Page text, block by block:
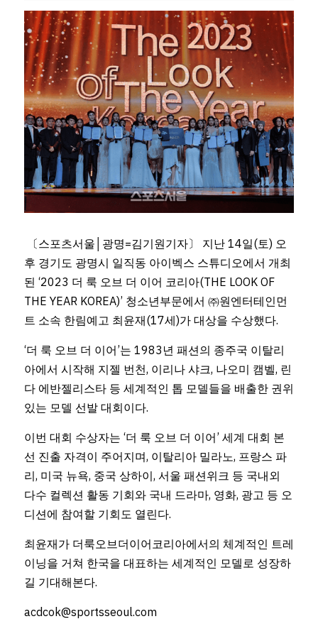
〔스포츠서울│광명=김기원기자〕 지난 14일(토) 오
후 경기도 광명시 일직동 아이벡스 스튜디오에서 개최
된 ‘2023 더 룩 오브 더 이어 코리아(THE LOOK OF
THE YEAR KOREA)’ 청소년부문에서 ㈜원엔터테인먼
트 소속 한림예고 최윤재(17세)가 대상을 수상했다.
‘더 룩 오브 더 이어’는 1983년 패션의 종주국 이탈리
아에서 시작해 지젤 번천, 이리나 샤크, 나오미 캠벨, 린
다 에반젤리스타 등 세계적인 톱 모델들을 배출한 권위
있는 모델 선발 대회이다.
이번 대회 수상자는 ‘더 룩 오브 더 이어’ 세계 대회 본
선 진출 자격이 주어지며, 이탈리아 밀라노, 프랑스 파
리, 미국 뉴욕, 중국 상하이, 서울 패션위크 등 국내외
다수 컬렉션 활동 기회와 국내 드라마, 영화, 광고 등 오
디션에 참여할 기회도 열린다.
최윤재가 더룩오브더이어코리아에서의 체계적인 트레
이닝을 거쳐 한국을 대표하는 세계적인 모델로 성장하
길 기대해본다.
acdcok@sportsseoul.com